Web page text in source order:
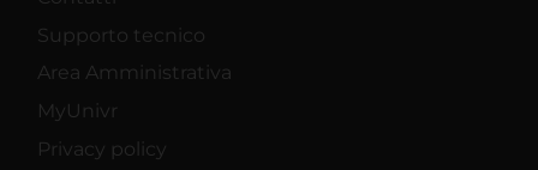
Supporto tecnico
Area Amministrativa
MyUnivr
Privacy policy